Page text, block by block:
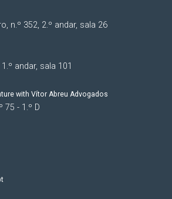
n.º 352, 2.º andar, sala 26
andar, sala 101
with Vítor Abreu Advogados
75 - 1.º D